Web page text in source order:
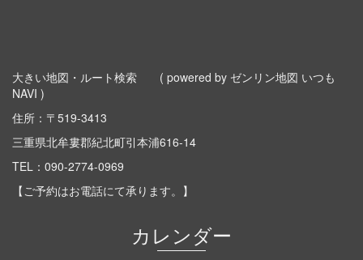
大きい地図・ルート検索
( powered by ゼンリン地図 いつも
NAVI )
住所：〒519-3413
三重県北牟婁郡紀北町引本浦616-14
TEL： 090-2774-0969
【ご予約はお電話にて承ります。】
カレンダー